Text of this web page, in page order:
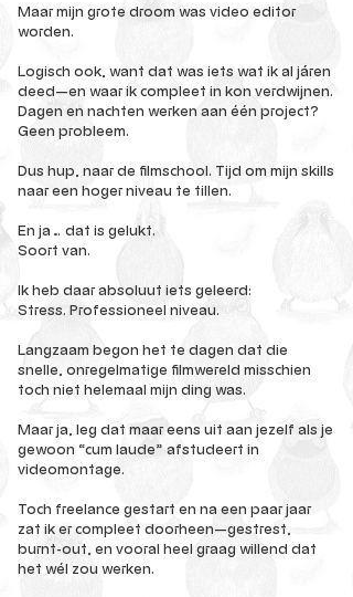
Maar mijn grote droom was video editor
worden.
Logisch ook, want dat was iets wat ik al járen
deed—en waar ik compleet in kon verdwijnen.
Dagen en nachten werken aan één project?
Geen probleem.
Dus hup, naar de filmschool. Tijd om mijn skills
naar een hoger niveau te tillen.
En ja… dat is gelukt.
Soort van.
Ik heb daar absoluut iets geleerd:
Stress. Professioneel niveau.
Langzaam begon het te dagen dat die
snelle, onregelmatige filmwereld misschien
toch niet helemaal mijn ding was.
Maar ja, leg dat maar eens uit aan jezelf als je
gewoon “cum laude” afstudeert in
videomontage.
Toch freelance gestart en na een paar jaar
zat ik er compleet doorheen—gestrest,
burnt-out, en vooral heel graag willend dat
het wél zou werken.